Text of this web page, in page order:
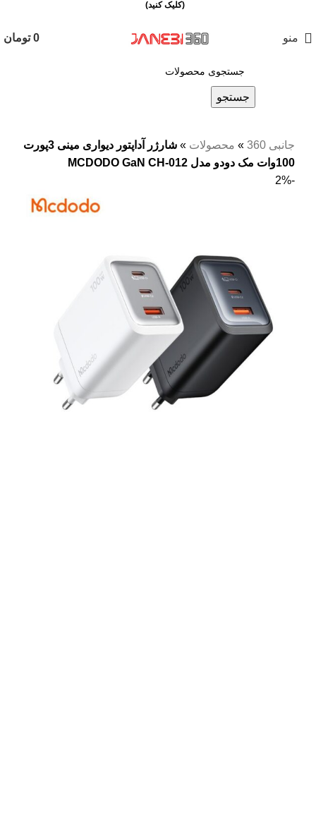
(کليک کنيد)
منو 0 تومان
جستجو
جانبی 360 » محصولات »
شارژر آداپتور دیواری مینی 3پورت
100وات مک دودو مدل MCDODO GaN CH-012
-2%